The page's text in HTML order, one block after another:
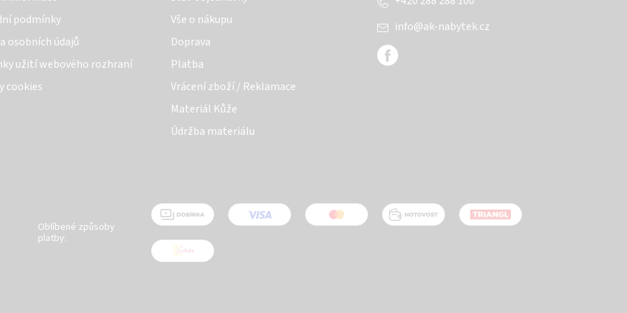
podmínky
osobních údajů
užití webového rozhraní
cookies
Vše o nákupu
Doprava
Platba
Vrácení zboží / Reklamace
Materiál Kůže
Údržba materiálu
info@ak-nabytek.cz
Oblíbené způsoby
platby: